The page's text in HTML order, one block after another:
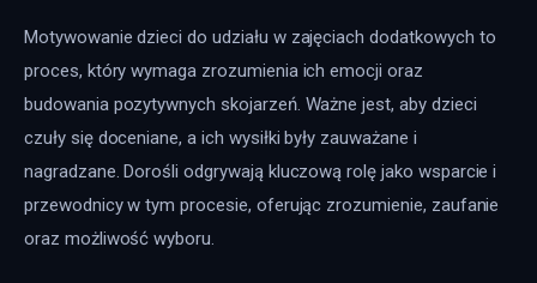
Motywowanie dzieci do udziału w zajęciach dodatkowych to
proces, który wymaga zrozumienia ich emocji oraz
budowania pozytywnych skojarzeń. Ważne jest, aby dzieci
czuły się doceniane, a ich wysiłki były zauważane i
nagradzane. Dorośli odgrywają kluczową rolę jako wsparcie i
przewodnicy w tym procesie, oferując zrozumienie, zaufanie
oraz możliwość wyboru.